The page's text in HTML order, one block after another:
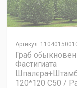
Артикул:
Граб
Фастигиата
Шпалера+Штамб
120*120 C50 /